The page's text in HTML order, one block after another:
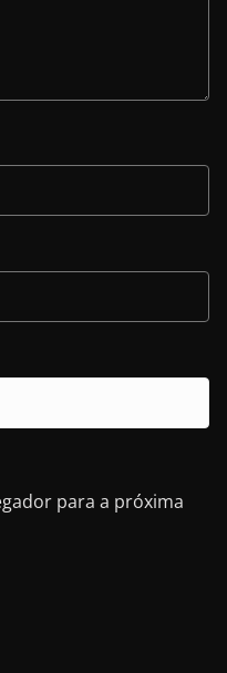
para a próxima